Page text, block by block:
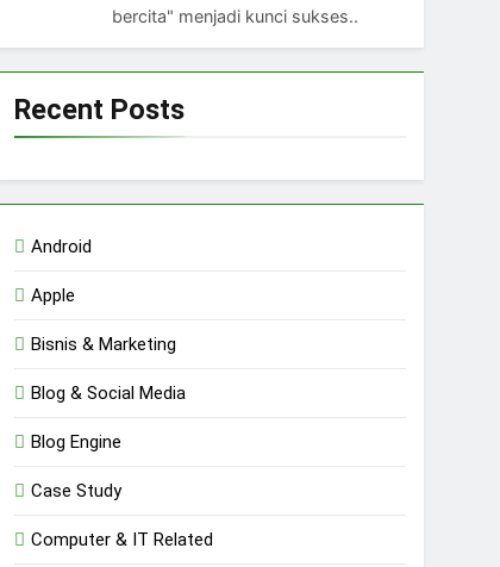
bercita" menjadi kunci sukses..
Recent Posts
Android
Apple
Bisnis & Marketing
Blog & Social Media
Blog Engine
Case Study
Computer & IT Related